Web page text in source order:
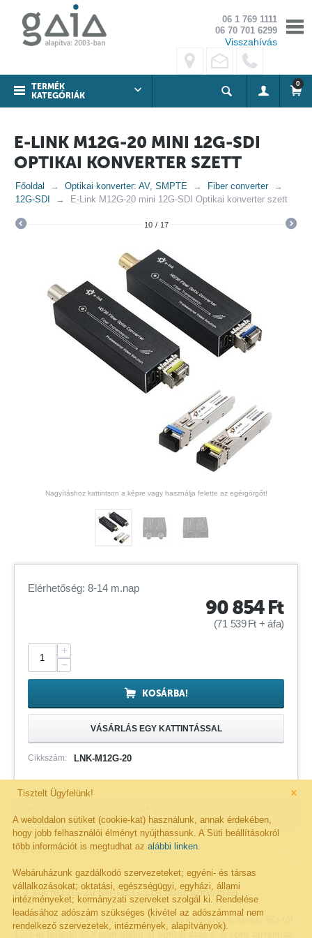
×
Tisztelt Ügyfelünk!
A weboldalon sütiket (cookie-kat) használunk, annak érdekében,
hogy jobb felhasználói élményt nyújthassunk. A Süti beállításokról
több információt is megtudhat az alábbi linken
Webáruházunk gazdálkodó szervezeteket; egyéni- és társas
vállalkozásokat; oktatási, egészségügyi, egyházi, állami
intézményeket; kormányzati szerveket szolgál ki. Rendelése
leadásához adószám szükséges (kivétel az adószámmal nem
rendelkező szervezetek, intézmények, alapítványok).
06 1 769 1111
06 70 701 6299
Visszahívás
TERMÉK
KATEGÓRIÁK
0
E-LINK M12G-20 MINI 12G-SDI
OPTIKAI KONVERTER SZETT
Főoldal Optikai konverter: AV, SMPTE
Fiber converter
12G-SDI
E-Link M12G-20 mini 12G-SDI Optikai konverter szett
10 / 17
Nagyításhoz kattintson a képre vagy használja felette az egérgörgőt!
Elérhetőség: 8-14 m.nap
90 854Ft
(71 539Ft + áfa)
+
−
KOSÁRBA!
VÁSÁRLÁS EGY KATTINTÁSSAL
Cikkszám: LNK-M12G-20
Részletes leírás
E-Link M12G-20 Mini12G-SDI fiber konverter
Az M12G-20 az E-Link mini száloptikai konvertere amely SD-től
12G-ig terjedő SDI jelet alakít át optikai szálra. A szett tartalmaz